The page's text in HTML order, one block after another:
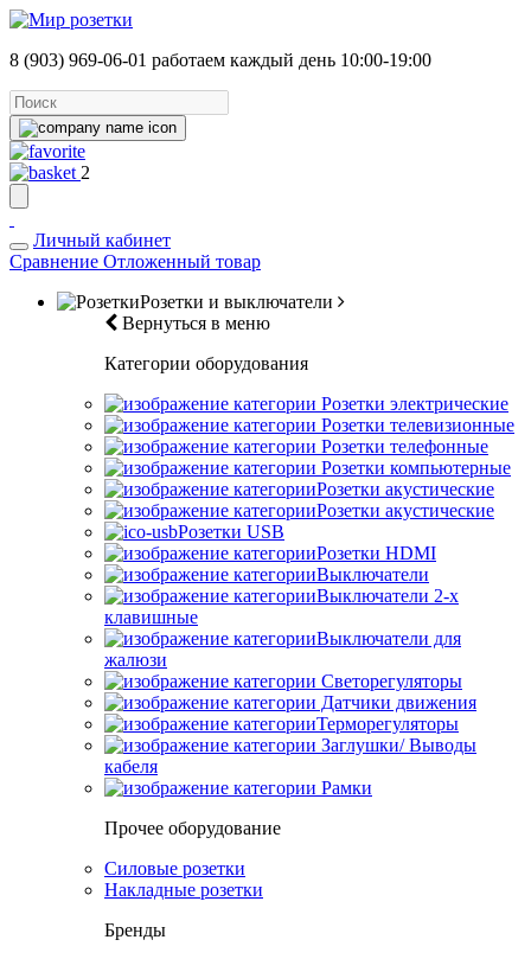
8 (903) 969-06-01 работаем каждый день 10:00-19:00
2
Личный кабинет
Сравнение Отложенный товар
Розетки и выключатели
Вернуться в меню
Категории оборудования
Розетки электрические
Розетки телевизионные
Розетки телефонные
Розетки компьютерные
Розетки акустические
Розетки акустические
Розетки USB
Розетки HDMI
Выключатели
Выключатели 2-х
клавишные
Выключатели для
жалюзи
Светорегуляторы
Датчики движения
Терморегуляторы
Заглушки/ Выводы
кабеля
Рамки
Прочее оборудование
Силовые розетки
Накладные розетки
Бренды